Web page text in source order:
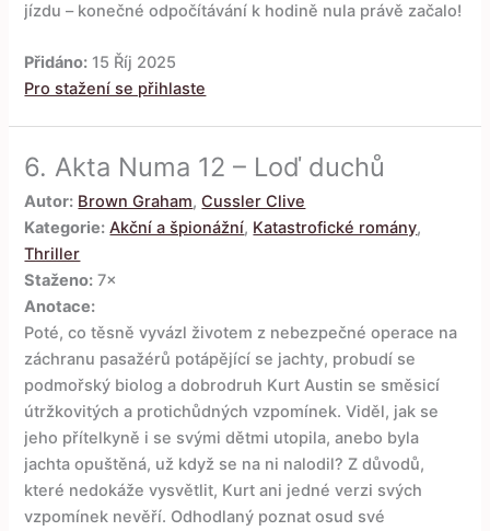
jízdu – konečné odpočítávání k hodině nula právě začalo!
Přidáno: 15 Říj 2025
Pro stažení se přihlaste
6. Akta Numa 12 – Loď duchů
Autor: Brown Graham,Cussler Clive
Kategorie: Akční a špionážní, Katastrofické romány,
Thriller
Staženo: 7×
Anotace:
Poté, co těsně vyvázl životem z nebezpečné operace na
záchranu pasažérů potápějící se jachty, probudí se
podmořský biolog a dobrodruh Kurt Austin se směsicí
útržkovitých a protichůdných vzpomínek. Viděl, jak se
jeho přítelkyně i se svými dětmi utopila, anebo byla
jachta opuštěná, už když se na ni nalodil? Z důvodů,
které nedokáže vysvětlit, Kurt ani jedné verzi svých
vzpomínek nevěří. Odhodlaný poznat osud své